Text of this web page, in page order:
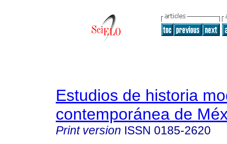
Estudios de historia
contemporánea de
Print version ISSN 0185-2620